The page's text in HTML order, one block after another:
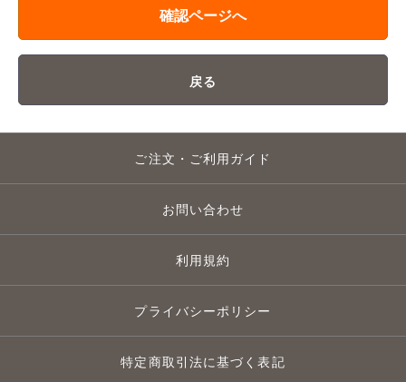
確認ページへ
戻る
ご注文・ご利用ガイド
お問い合わせ
利用規約
プライバシーポリシー
特定商取引法に基づく表記